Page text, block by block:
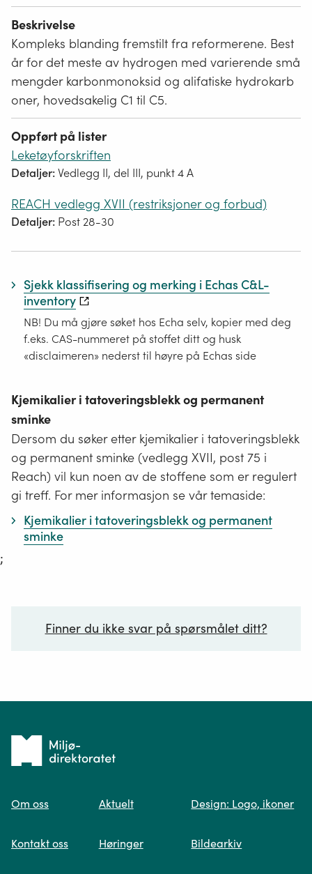
Beskrivelse
Kompleks blanding fremstilt fra reformerene. Best
år for det meste av hydrogen med varierende små
mengder karbonmonoksid og alifatiske hydrokarb
oner, hovedsakelig C1 til C5.
Oppført på lister
Leketøyforskriften
Detaljer:Vedlegg II, del III, punkt 4 A
REACH vedlegg XVII (restriksjoner og forbud)
Detaljer: Post 28-30
Sjekk klassifisering og merking i Echas C&L-
inventory
NB! Du må gjøre søket hos Echa selv, kopier med deg
f.eks. CAS-nummeret på stoffet ditt og husk
«disclaimeren» nederst til høyre på Echas side
Kjemikalier i tatoveringsblekk og permanent
sminke
Dersom du søker etter kjemikalier i tatoveringsblekk
og permanent sminke (vedlegg XVII, post 75 i
Reach) vil kun noen av de stoffene som er regulert
gi treff. For mer informasjon se vår temaside:
Kjemikalier i tatoveringsblekk og permanent
sminke
;
Finner du ikke svar på spørsmålet ditt?
Spør oss
Tilbake
forsiden
Om oss
Kontakt oss
Aktuelt
Høringer
Design: Logo, ikoner
Bildearkiv